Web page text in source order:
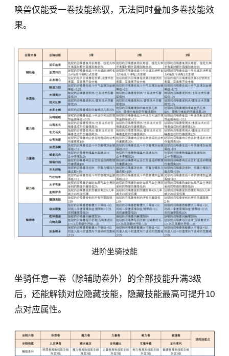
唤兽仅能受一卷技能统驭，无法同时叠加多卷技能效
果。
进阶坐骑技能
坐骑任意一卷（除辅助卷外）的全部技能升满3级
后，还能解锁对应隐藏技能，隐藏技能最高可提升10
点对应属性。